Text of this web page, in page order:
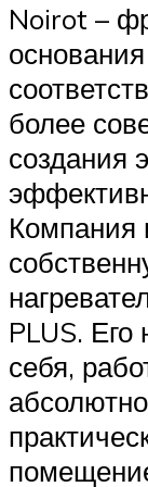
Noirot –
более
создания
Компания
PLUS. Его
себя,